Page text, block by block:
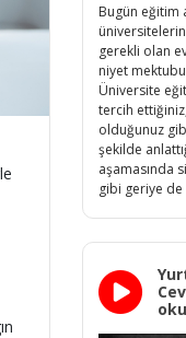
Bugün eğitim
gerekli olan
niyet
Üniversite
tercih
olduğunuz
şekilde
aşamasında
gibi geriye